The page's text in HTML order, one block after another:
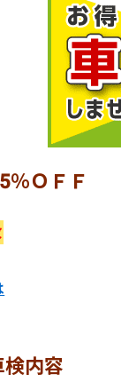
％ＯＦＦ
内容